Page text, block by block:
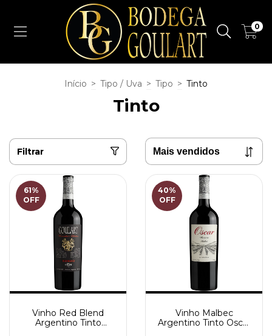
0
Início > Tipo / Uva > Tipo > Tinto
Tinto
Filtrar
61%
OFF
Vinho Red Blend
Argentino Tinto
40%
OFF
Vinho Malbec
Argentino Tinto Oscar